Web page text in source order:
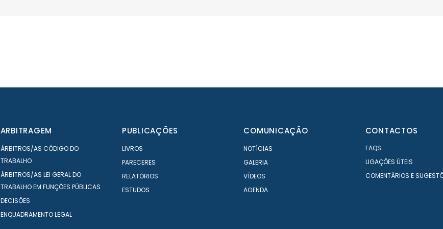
ARBITRAGEM
ÁRBITROS/AS CÓDIGO DO
TRABALHO
ÁRBITROS/AS LEI GERAL DO
TRABALHO EM FUNÇÕES PÚBLICAS
DECISÕES
ENQUADRAMENTO LEGAL
PUBLICAÇÕES
LIVROS
PARECERES
RELATÓRIOS
ESTUDOS
COMUNICAÇÃO
NOTÍCIAS
GALERIA
VÍDEOS
AGENDA
CONTACTOS
FAQS
LIGAÇÕES ÚTEIS
COMENTÁRIOS E